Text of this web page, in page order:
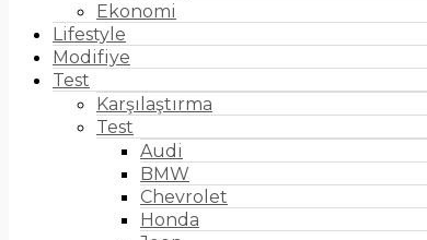
Ekonomi
Lifestyle
Modifiye
Test
Karşılaştırma
Test
Audi
BMW
Chevrolet
Honda